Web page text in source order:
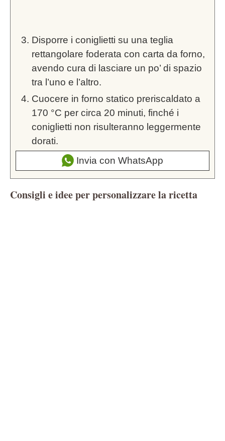
Disporre i coniglietti su una teglia
rettangolare foderata con carta da forno,
avendo cura di lasciare un po’ di spazio
tra l’uno e l’altro.
Cuocere in forno statico preriscaldato a
170 °C per circa 20 minuti, finché i
coniglietti non risulteranno leggermente
dorati.
Invia con WhatsApp
Consigli e idee per personalizzare la ricetta